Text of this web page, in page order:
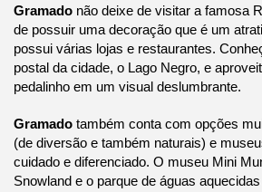
Gramado não deixe de visitar a famosa
de possuir uma decoração que é um
possui várias lojas e restaurantes.
postal da cidade, o Lago Negro, e
pedalinho em um visual deslumbrante.
Gramado também conta com opções
(de diversão e também naturais) e
cuidado e diferenciado. O museu Mini
Snowland e o parque de águas